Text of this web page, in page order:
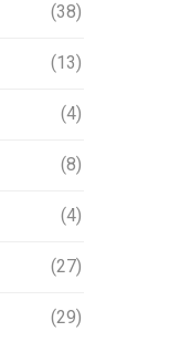
(38)
(13)
(4)
(8)
(4)
(27)
(29)